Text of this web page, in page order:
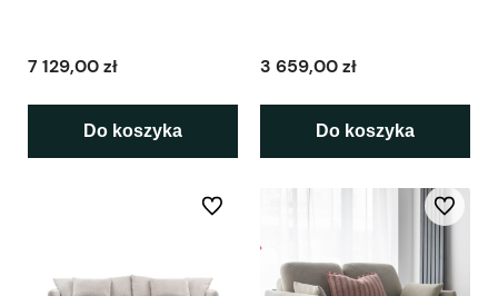
7 129,00 zł
Do koszyka
3 659,00 zł
Do koszyka
Do ulubionych Do